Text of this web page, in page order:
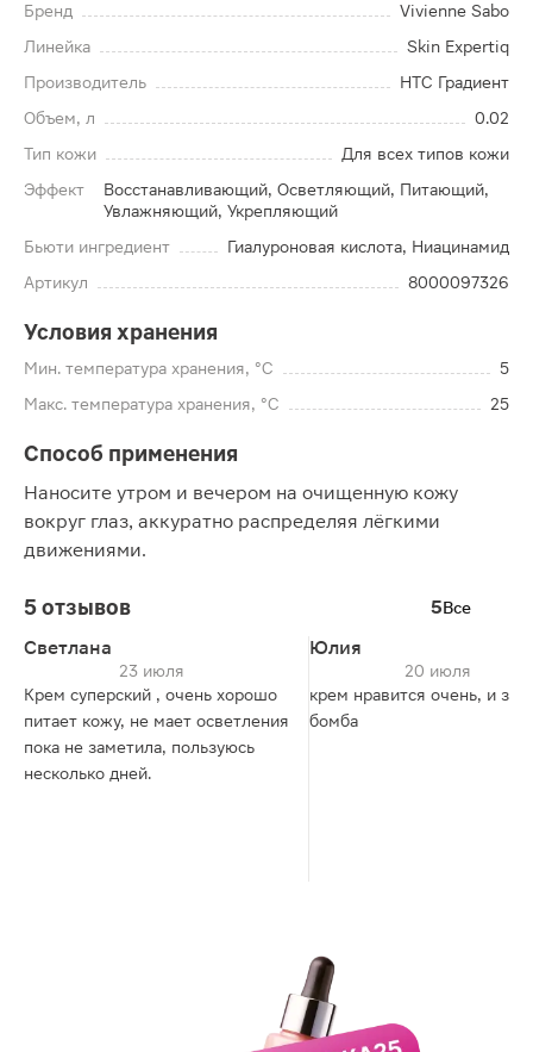
Бренд
Vivienne Sabo
Линейка
Skin Expertiq
Производитель
НТС Градиент
Объем, л
0.02
Тип кожи
Для всех типов кожи
Эффект
Восстанавливающий, Осветляющий, Питающий,
Увлажняющий, Укрепляющий
Бьюти ингредиент
Гиалуроновая кислота, Ниацинамид
Артикул
8000097326
Условия хранения
Мин. температура хранения, °C
5
Макс. температура хранения, °C
25
Способ применения
Наносите утром и вечером на очищенную кожу
вокруг глаз, аккуратно распределяя лёгкими
движениями.
5 отзывов 5Все
Светлана
23 июля
Крем суперский , очень хорошо
питает кожу, не мает осветления
пока не заметила, пользуюсь
несколько дней.
Юлия
20 июля
крем нравится очень, и
бомба